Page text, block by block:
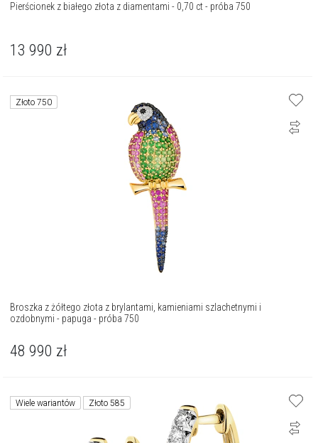
Pierścionek z białego złota z diamentami - 0,70 ct - próba 750
13 990 zł
Złoto 750
Broszka z żółtego złota z brylantami, kamieniami szlachetnymi i
ozdobnymi - papuga - próba 750
48 990 zł
Wiele wariantów Złoto 585